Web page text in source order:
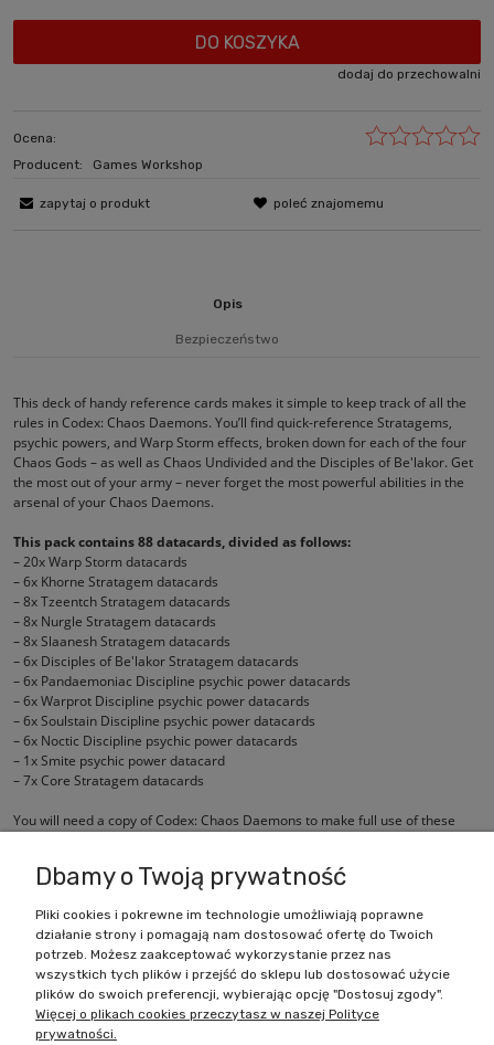
DO KOSZYKA
dodaj do przechowalni
Ocena:
Producent:
Games Workshop
zapytaj o produkt poleć znajomemu
Opis
Bezpieczeństwo
This deck of handy reference cards makes it simple to keep track of all the
rules in Codex: Chaos Daemons. You’ll find quick-reference Stratagems,
psychic powers, and Warp Storm effects, broken down for each of the four
Chaos Gods – as well as Chaos Undivided and the Disciples of Be'lakor. Get
the most out of your army – never forget the most powerful abilities in the
arsenal of your Chaos Daemons.
This pack contains 88 datacards, divided as follows:
– 20x Warp Storm datacards
– 6x Khorne Stratagem datacards
– 8x Tzeentch Stratagem datacards
– 8x Nurgle Stratagem datacards
– 8x Slaanesh Stratagem datacards
– 6x Disciples of Be'lakor Stratagem datacards
– 6x Pandaemoniac Discipline psychic power datacards
– 6x Warprot Discipline psychic power datacards
– 6x Soulstain Discipline psychic power datacards
– 6x Noctic Discipline psychic power datacards
– 1x Smite psychic power datacard
– 7x Core Stratagem datacards
You will need a copy of Codex: Chaos Daemons to make full use of these
Zakupy
Pomoc
Dbamy o Twoją prywatność
Pliki cookies i pokrewne im technologie umożliwiają poprawne
działanie strony i pomagają nam dostosować ofertę do Twoich
potrzeb. Możesz zaakceptować wykorzystanie przez nas
wszystkich tych plików i przejść do sklepu lub dostosować użycie
plików do swoich preferencji, wybierając opcję "Dostosuj zgody".
Więcej o plikach cookies przeczytasz w naszej Polityce
prywatności.